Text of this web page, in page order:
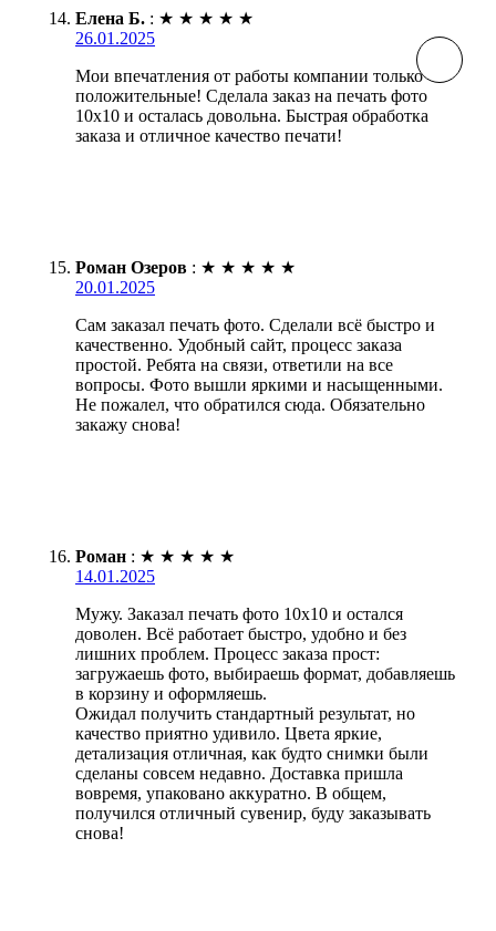
Елена Б. : ★ ★ ★ ★ ★
26.01.2025
Мои впечатления от работы компании только
положительные! Сделала заказ на печать фото
10х10 и осталась довольна. Быстрая обработка
заказа и отличное качество печати!
Роман Озеров : ★ ★ ★ ★ ★
20.01.2025
Сам заказал печать фото. Сделали всё быстро и
качественно. Удобный сайт, процесс заказа
простой. Ребята на связи, ответили на все
вопросы. Фото вышли яркими и насыщенными.
Не пожалел, что обратился сюда. Обязательно
закажу снова!
Роман : ★ ★ ★ ★ ★
14.01.2025
Мужу. Заказал печать фото 10х10 и остался
доволен. Всё работает быстро, удобно и без
лишних проблем. Процесс заказа прост:
загружаешь фото, выбираешь формат, добавляешь
в корзину и оформляешь.
Ожидал получить стандартный результат, но
качество приятно удивило. Цвета яркие,
детализация отличная, как будто снимки были
сделаны совсем недавно. Доставка пришла
вовремя, упаковано аккуратно. В общем,
получился отличный сувенир, буду заказывать
снова!